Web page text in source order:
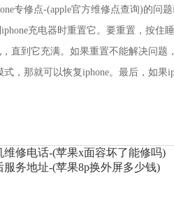
专修点-(apple官方维修点查询)的问
充电器时重置它。要重置，按
直到它充满。如果重置不能解决问题
，那就可以恢复iphone。最后，如
维修电话-(苹果x面容坏了能修吗)
服务地址-(苹果8p换外屏多少钱)